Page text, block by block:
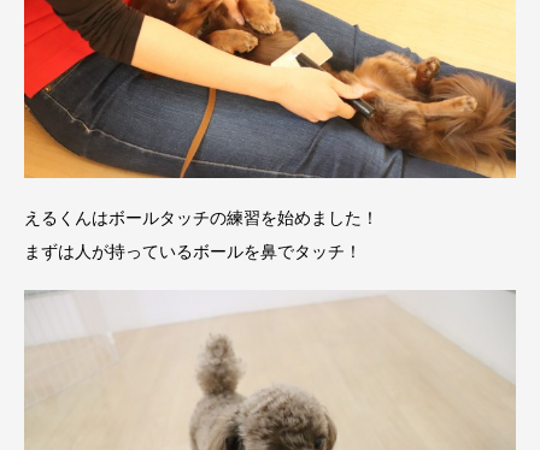
えるくんはボールタッチの練習を始めました！
まずは人が持っているボールを鼻でタッチ！